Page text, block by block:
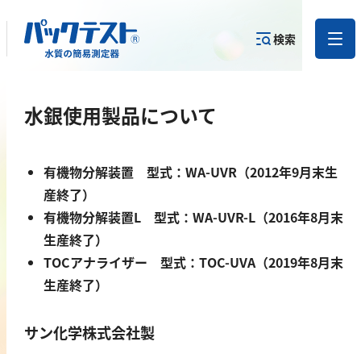
検索
水銀使用製品について
有機物分解装置 型式：WA-UVR（2012年9月末生
産終了）
有機物分解装置L 型式：WA-UVR-L（2016年8月末
生産終了）
TOCアナライザー 型式：TOC-UVA（2019年8月末
生産終了）
サン化学株式会社製
ら
製品を探す
目的から
製品を探す
カテゴリー
で探す
金属
亜鉛
アルミニウム
カドミウム
金
銀